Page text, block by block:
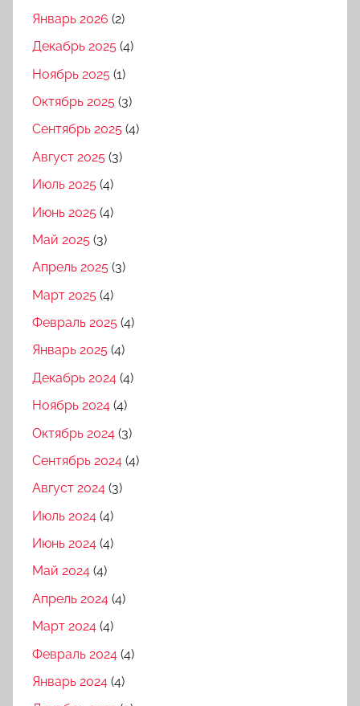
Январь 2026 (2)
Декабрь 2025 (4)
Ноябрь 2025 (1)
Октябрь 2025 (3)
Сентябрь 2025 (4)
Август 2025 (3)
Июль 2025 (4)
Июнь 2025 (4)
Май 2025 (3)
Апрель 2025 (3)
Март 2025 (4)
Февраль 2025 (4)
Январь 2025 (4)
Декабрь 2024 (4)
Ноябрь 2024 (4)
Октябрь 2024 (3)
Сентябрь 2024 (4)
Август 2024 (3)
Июль 2024 (4)
Июнь 2024 (4)
Май 2024 (4)
Апрель 2024 (4)
Март 2024 (4)
Февраль 2024 (4)
Январь 2024 (4)